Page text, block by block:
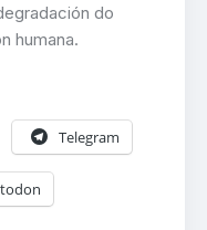
do
humana.
Telegram